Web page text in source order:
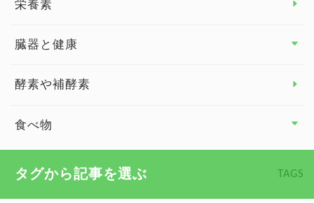
栄養素
臓器と健康
臓器と健康 トップ
慢性疲労
酵素や補酵素
食べ物
タグから記事を選ぶ TAGS